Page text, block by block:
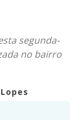
segunda-
no bairro